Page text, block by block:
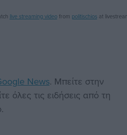
live streaming videofrom politischiosat
News. Μπείτε στην
όλες τις ειδήσεις από τη